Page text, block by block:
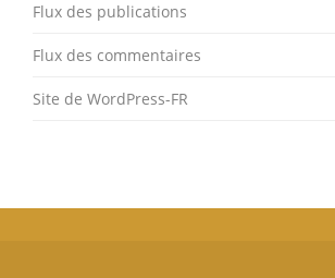
Flux des publications
Flux des commentaires
Site de WordPress-FR